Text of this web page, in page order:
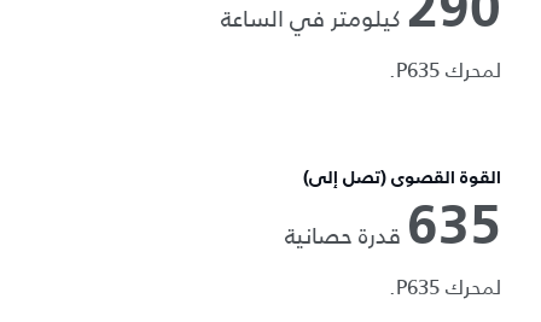
290 كيلومتر في الساعة
لمحرك P635.
القوة القصوى (تصل إلى)
635 قدرة حصانية
لمحرك P635.